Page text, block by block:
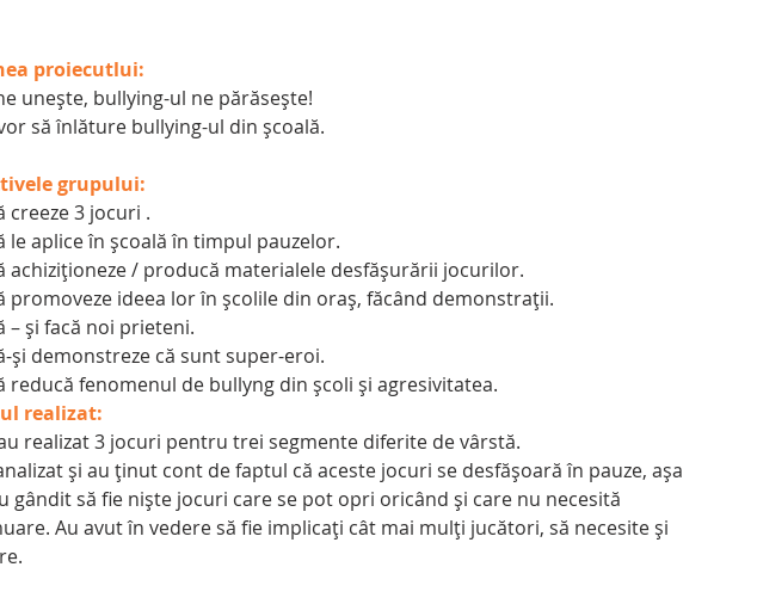
proiecutlui:
unește, bullying-ul ne părăsește!
să înlăture bullying-ul din școală.
grupului:
creeze 3 jocuri .
le aplice în școală în timpul pauzelor.
achiziționeze / producă materialele desfășurării jocurilor.
promoveze ideea lor în școlile din oraș, făcând demonstrații.
– și facă noi prieteni.
și demonstreze că sunt super-eroi.
reducă fenomenul de bullyng din școli și agresivitatea.
realizat:
realizat 3 jocuri pentru trei segmente diferite de vârstă.
și au ținut cont de faptul că aceste jocuri se desfășoară în pauze, așa
gândit să fie niște jocuri care se pot opri oricând și care nu necesită
Au avut în vedere să fie implicați cât mai mulți jucători, să necesite și